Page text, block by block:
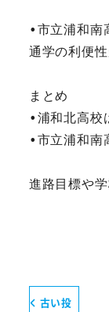
•市立浦和南
通学の利便
まとめ
•浦和北高校
•市立浦和南
進路目標や
古い投